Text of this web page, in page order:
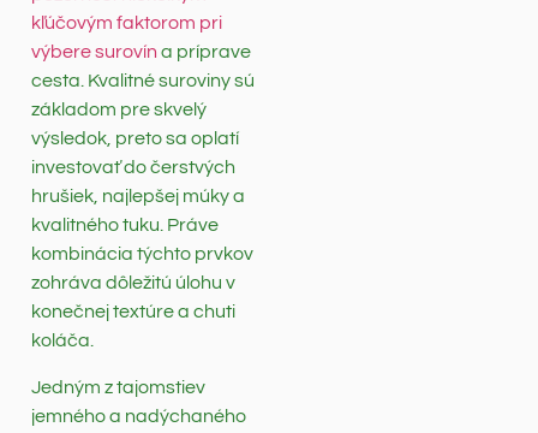
kľúčovým faktorom pri
výbere surovín a príprave
cesta. Kvalitné suroviny sú
základom pre skvelý
výsledok, preto sa oplatí
investovať do čerstvých
hrušiek, najlepšej múky a
kvalitného tuku. Práve
kombinácia týchto prvkov
zohráva dôležitú úlohu v
konečnej textúre a chuti
koláča.
Jedným z tajomstiev
jemného a nadýchaného